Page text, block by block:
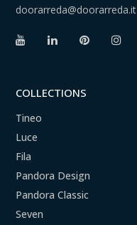
doorarreda@doorarreda.it
COLLECTIONS
Tineo
Luce
Fila
Pandora Design
Pandora Classic
Seven